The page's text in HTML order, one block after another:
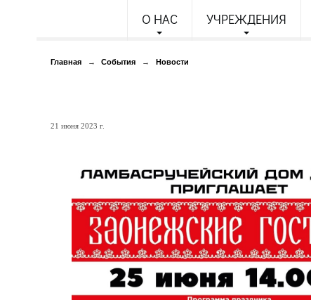
О НАС УЧРЕЖДЕНИЯ
Главная → События → Новости
21 июня 2023 г.